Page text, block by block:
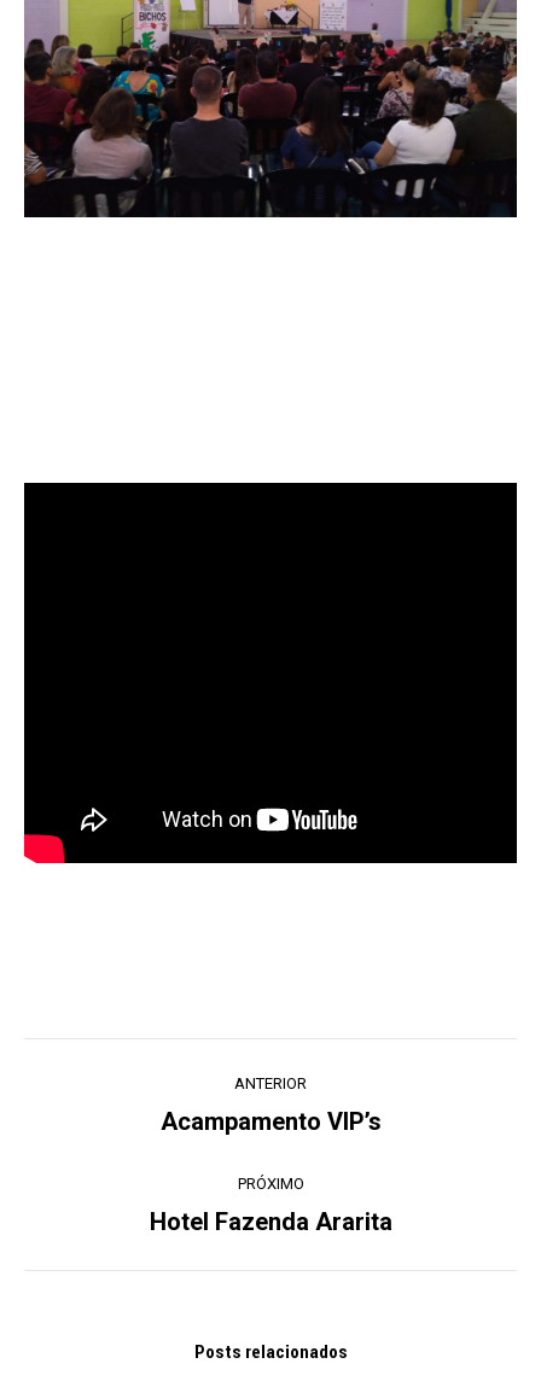
ANTERIOR
Post
Acampamento VIP’s
PRÓXIMO
Próximo
Hotel Fazenda Ararita
Posts relacionados